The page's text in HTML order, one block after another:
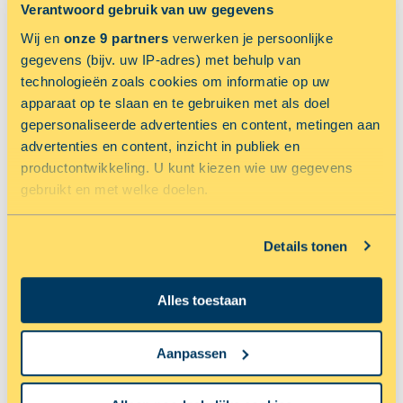
Verantwoord gebruik van uw gegevens
Wij en onze 9 partners verwerken je persoonlijke
gegevens (bijv. uw IP-adres) met behulp van
technologieën zoals cookies om informatie op uw
apparaat op te slaan en te gebruiken met als doel
gepersonaliseerde advertenties en content, metingen aan
advertenties en content, inzicht in publiek en
productontwikkeling. U kunt kiezen wie uw gegevens
gebruikt en met welke doelen.
die tot een paar meter nauwkeurig kan zijn
Uw apparaat identificeren door het actief te scannen
op specifieke eigenschappen (fingerprinting)
Lees meer over hoe uw persoonlijke gegevens worden
U kunt uw toestemming op elk moment wijzigen of
Details tonen
Alles toestaan
Aanpassen
TOON OP KAART
NU 50% KORTING OP OPSLAGRUIMTE
RESERVEER NU MET 50% KORTING